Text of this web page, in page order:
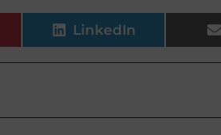
LinkedIn